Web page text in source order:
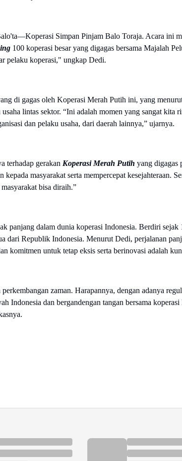
Simpan Pinjam Balo Toraja. Acara ini
100 koperasi besar yang digagas bersama Majalah
pelaku koperasi," ungkap Dedi.
di gagas oleh Koperasi Merah Putih ini, yang
lintas sektor. “Ini adalah momen yang sangat kita
dan pelaku usaha, dari daerah lainnya,” ujarnya.
terhadap gerakan Koperasi Merah Putih yang digagas
kepada masyarakat serta mempercepat kesejahteraan.
bisa diraih.”
panjang dalam dunia koperasi Indonesia. Berdiri
dari Republik Indonesia. Menurut Dedi, perjalanan
komitmen untuk tetap eksis serta berinovasi adalah
zaman. Harapannya, dengan adanya
Indonesia dan bergandengan tangan bersama